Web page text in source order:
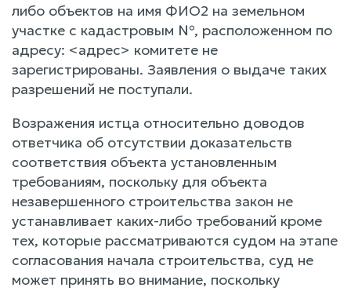
либо объектов на имя ФИО2 на земельном
участке с кадастровым №, расположенном по
адресу: <адрес> комитете не
зарегистрированы. Заявления о выдаче таких
разрешений не поступали.
Возражения истца относительно доводов
ответчика об отсутствии доказательств
соответствия объекта установленным
требованиям, поскольку для объекта
незавершенного строительства закон не
устанавливает каких-либо требований кроме
тех, которые рассматриваются судом на этапе
согласования начала строительства, суд не
может принять во внимание, поскольку